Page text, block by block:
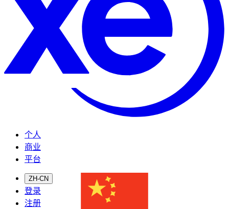
个人
商业
平台
ZH-CN
登录
注册